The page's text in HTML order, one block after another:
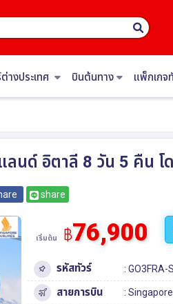
างประเทศ บินต้นทาง แพ็กเกจ
นด์ อิตาลี 8 วัน 5 คืน
share
เริ่มต้น ฿76,900
รหัสทัวร์ : GO3FRA-
สายการบิน :